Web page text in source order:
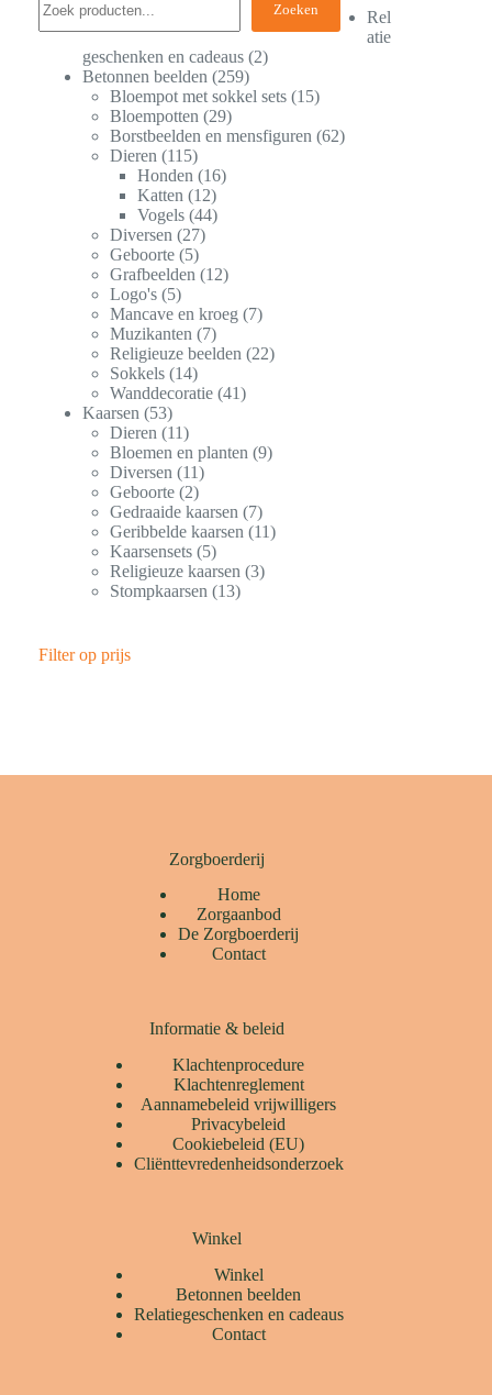
Zoeken
Rel
atie
geschenken en cadeaus 2
Betonnen beelden
259
Bloempot met sokkel sets 15
Bloempotten
29
Borstbeelden en mensfiguren 62
Dieren
115
Honden
16
Katten
12
Vogels 44
Diversen
27
Geboorte 5
Grafbeelden
12
Logo's 5
Mancave en kroeg
7
Muzikanten
7
Religieuze beelden
22
Sokkels 14
Wanddecoratie 41
Kaarsen
53
Dieren
11
Bloemen en planten 9
Diversen
11
Geboorte 2
Gedraaide kaarsen
7
Geribbelde kaarsen
11
Kaarsensets 5
Religieuze kaarsen 3
Stompkaarsen
13
Filter op prijs
Zorgboerderij
Home
Zorgaanbod
De Zorgboerderij
Contact
Informatie & beleid
Klachtenprocedure
Klachtenreglement
Aannamebeleid vrijwilligers
Privacybeleid
Cookiebeleid (EU)
Cliënttevredenheidsonderzoek
Winkel
Winkel
Betonnen beelden
Relatiegeschenken en cadeaus
Contact